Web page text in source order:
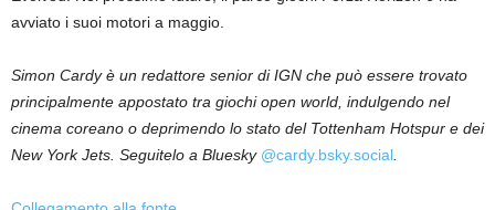
avviato i suoi motori a maggio.
Simon Cardy è un redattore senior di IGN che può essere trovato
principalmente appostato tra giochi open world, indulgendo nel
cinema coreano o deprimendo lo stato del Tottenham Hotspur e dei
New York Jets. Seguitelo a Bluesky @cardy.bsky.social